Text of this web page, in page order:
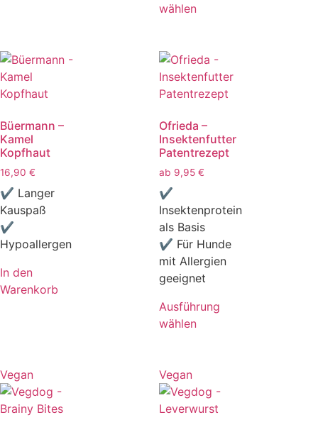
wählen
Büermann –
Kamel
Kopfhaut
16,90 €
✔ Langer
Kauspaß
✔
Hypoallergen
In den
Warenkorb
Ofrieda –
Insektenfutter
Patentrezept
ab 9,95 €
✔
Insektenprotein
als Basis
✔ Für Hunde
mit Allergien
geeignet
Ausführung
wählen
Vegan Vegan